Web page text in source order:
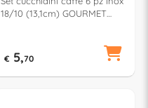
18/10 (13,1cm) GOURMET
€ 5,70